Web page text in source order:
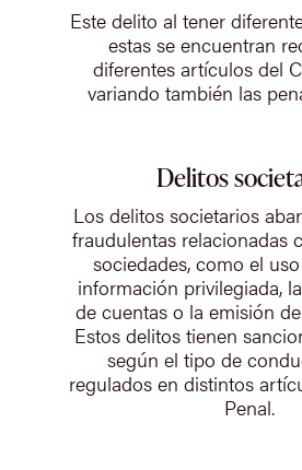
Este delito al tener
estas se encuentran
diferentes artículos del
variando también las
Delitos
Los delitos societarios
fraudulentas relacionadas
sociedades, como el
información privilegiada,
de cuentas o la emisión
Estos delitos tienen
según el tipo de
regulados en distintos
Penal.